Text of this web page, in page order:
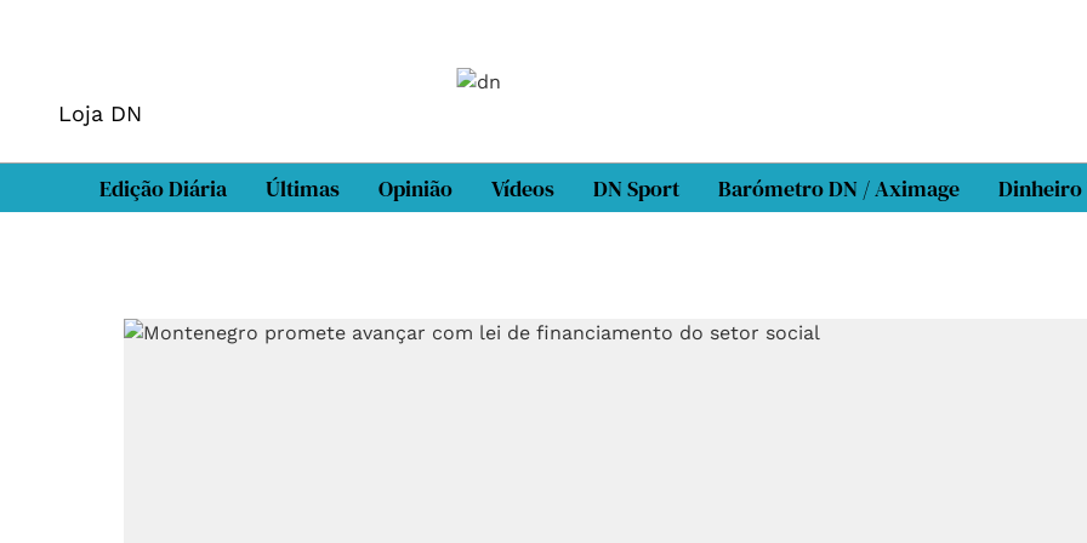
Loja DN
Edição Diária Últimas Opinião Vídeos DN Sport Barómetro DN / Aximage Dinheiro